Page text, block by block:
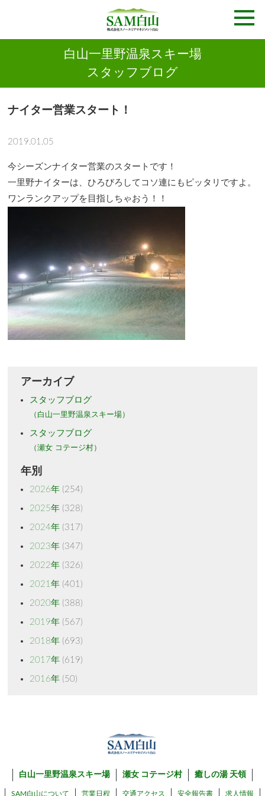
白山一里野温泉スキー場
スタッフブログ
ナイター営業スタート！
2019.01.05
今シーズンナイター営業のスタートです！
一里野ナイターは、ひろびろしてコソ連にもピッタリですよ。
ワンランクアップを目指しちゃおう！！
アーカイブ
スタッフブログ
（白山一里野温泉スキー場）
スタッフブログ
（瀬女 コテージ村）
年別
2026年(254)
2025年(328)
2024年(317)
2023年(347)
2022年(326)
2021年(401)
2020年(388)
2019年(567)
2018年(693)
2017年(619)
2016年(50)
白山一里野温泉スキー場 瀬女 コテージ村 癒しの湯 天領
SAM白山について 営業日程 交通アクセス 安全報告書 求人情報